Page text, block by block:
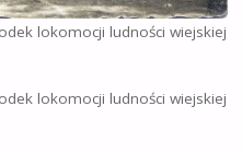
lokomocji ludności wiejskiej
lokomocji ludności wiejskiej